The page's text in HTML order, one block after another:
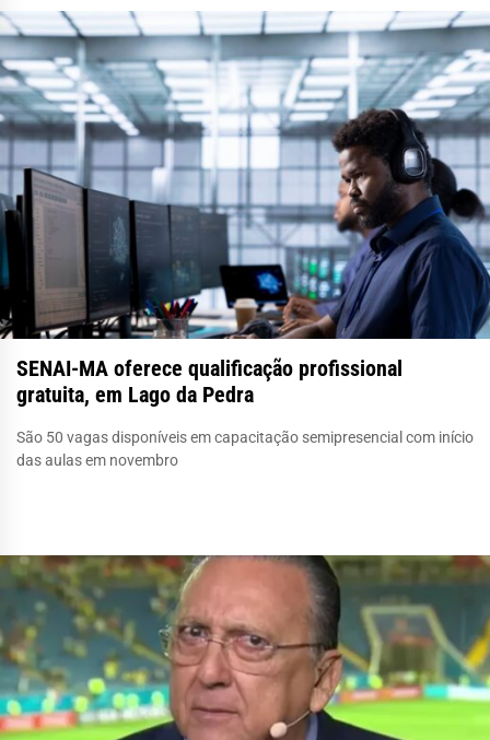
SENAI-MA oferece qualificação profissional
gratuita, em Lago da Pedra
São 50 vagas disponíveis em capacitação semipresencial com início
das aulas em novembro